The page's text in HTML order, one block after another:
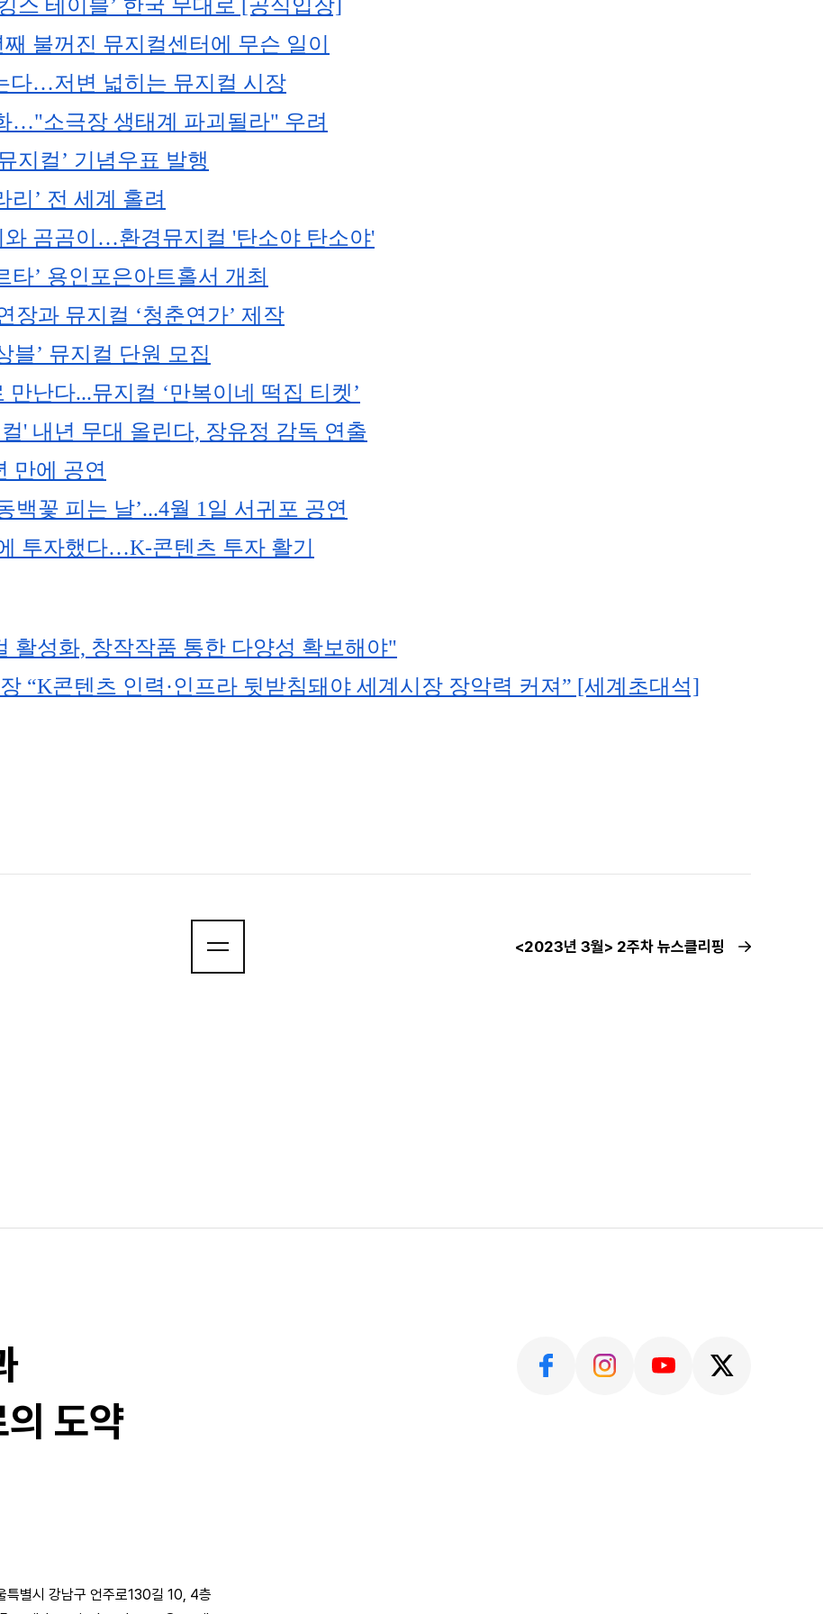
스 테이블’ 한국 무대로 [공식입장]
불꺼진 뮤지컬센터에 무슨 일이
다…저변 넓히는 뮤지컬 시장
…"소극장 생태계 파괴될라" 우려
지컬’ 기념우표 발행
리’ 전 세계 홀려
곰곰이…환경뮤지컬 '탄소야 탄소야'
타’ 용인포은아트홀서 개최
장과 뮤지컬 ‘청춘연가’ 제작
블’ 뮤지컬 단원 모집
난다...뮤지컬 ‘만복이네 떡집 티켓’
' 내년 무대 올린다, 장유정 감독 연출
만에 공연
백꽃 피는 날’...4월 1일 서귀포 공연
투자했다…K-콘텐츠 투자 활기
활성화, 창작작품 통한 다양성 확보해야"
“K콘텐츠 인력·인프라 뒷받침돼야 세계시장 장악력 커져” [세계초대석]
<2023년 3월> 2주차 뉴스클리핑
도약
특별시 강남구 언주로130길 10, 4층